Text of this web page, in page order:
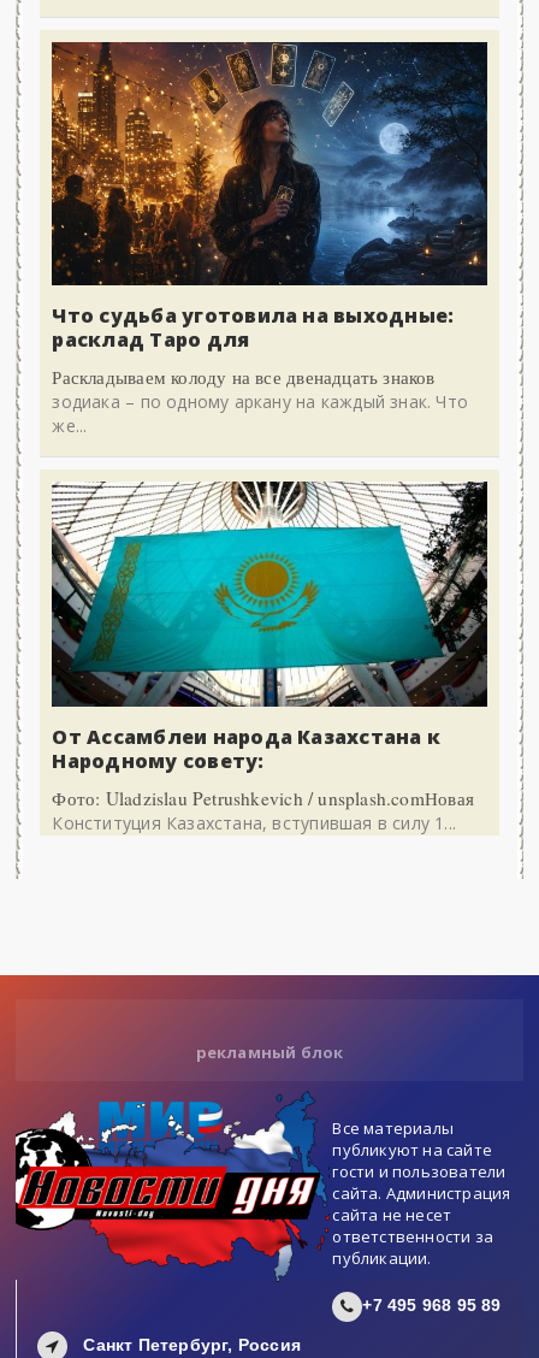
Что судьба уготовила на выходные:
расклад Таро для
Раскладываем колоду на все двенадцать знаков
зодиака – по одному аркану на каждый знак. Что
же...
От Ассамблеи народа Казахстана к
Народному совету:
Фото: Uladzislau Petrushkevich / unsplash.comНовая
Конституция Казахстана, вступившая в силу 1...
рекламный блок
Все материалы
публикуют на сайте
гости и пользователи
сайта. Администрация
сайта не несет
ответственности за
публикации.
+7 495 968 95 89
Санкт Петербург, Россия